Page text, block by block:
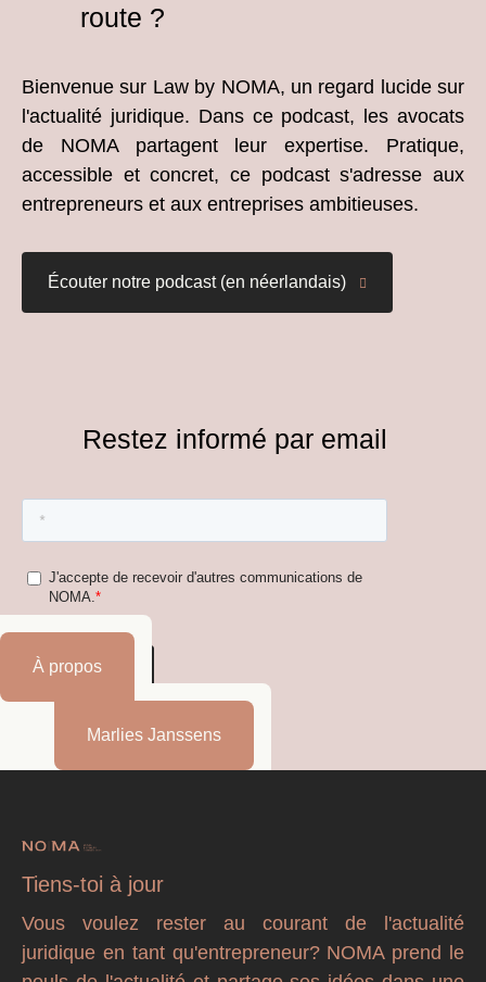
À propos
Marlies Janssens
route ?
Bienvenue sur Law by NOMA, un regard lucide sur
l'actualité juridique. Dans ce podcast, les avocats
de NOMA partagent leur expertise. Pratique,
accessible et concret, ce podcast s'adresse aux
entrepreneurs et aux entreprises ambitieuses.
Écouter notre podcast (en néerlandais)
Restez informé par email
Tiens-toi à jour
Vous voulez rester au courant de l'actualité
juridique en tant qu'entrepreneur? NOMA prend le